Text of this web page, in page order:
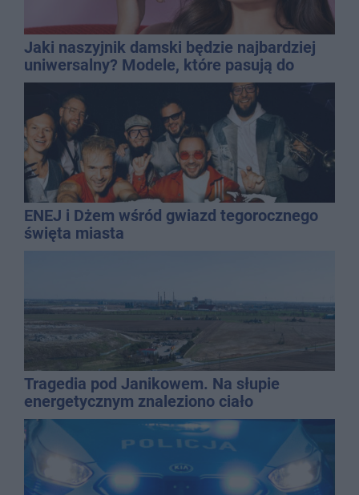
Jaki naszyjnik damski będzie najbardziej
uniwersalny? Modele, które pasują do
wielu stylizacji
ENEJ i Dżem wśród gwiazd tegorocznego
święta miasta
Tragedia pod Janikowem. Na słupie
energetycznym znaleziono ciało
mężczyzny